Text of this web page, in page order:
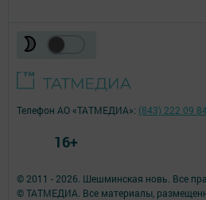
© 2011 - 2026. Шешминская новь. Все
© ТАТМЕДИА. Все материалы,
Телефон АО «ТАТМЕДИА»: (843) 222 09
16+